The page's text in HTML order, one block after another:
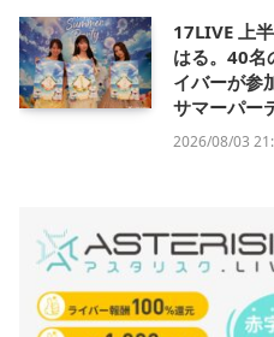
17LIVE 上
はる。40名
イバーが参
サマーパー
2026/08/03